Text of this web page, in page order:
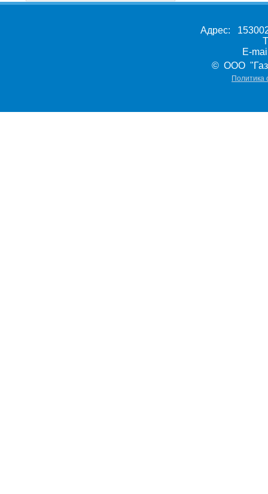
Адрес:
E-
© ООО
Политика